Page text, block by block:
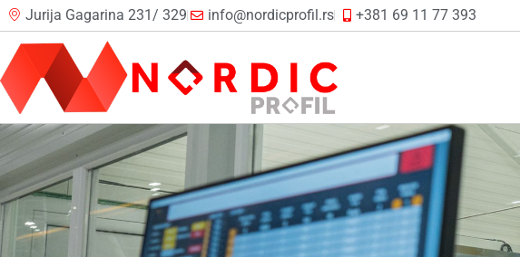
Jurija Gagarina 231/ 329 info@nordicprofil.rs +381 69 11 77 393